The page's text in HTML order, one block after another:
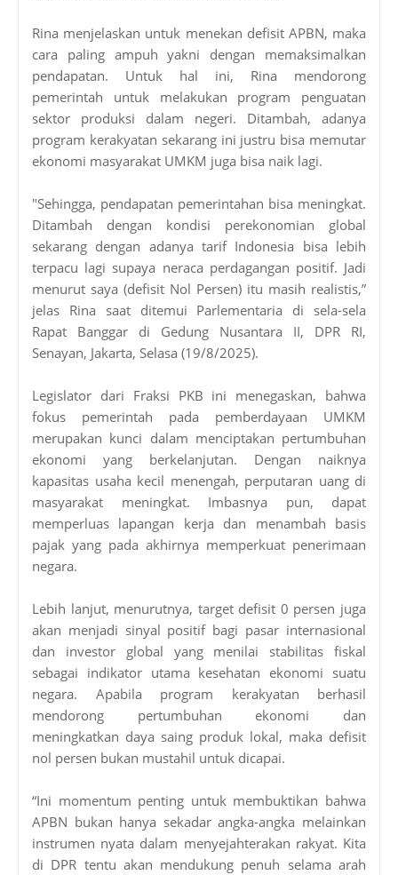
Rina menjelaskan untuk menekan defisit APBN, maka
cara paling ampuh yakni dengan memaksimalkan
pendapatan. Untuk hal ini, Rina mendorong
pemerintah untuk melakukan program penguatan
sektor produksi dalam negeri. Ditambah, adanya
program kerakyatan sekarang ini justru bisa memutar
ekonomi masyarakat UMKM juga bisa naik lagi.
"Sehingga, pendapatan pemerintahan bisa meningkat.
Ditambah dengan kondisi perekonomian global
sekarang dengan adanya tarif Indonesia bisa lebih
terpacu lagi supaya neraca perdagangan positif. Jadi
menurut saya (defisit Nol Persen) itu masih realistis,”
jelas Rina saat ditemui Parlementaria di sela-sela
Rapat Banggar di Gedung Nusantara II, DPR RI,
Senayan, Jakarta, Selasa (19/8/2025).
Legislator dari Fraksi PKB ini menegaskan, bahwa
fokus pemerintah pada pemberdayaan UMKM
merupakan kunci dalam menciptakan pertumbuhan
ekonomi yang berkelanjutan. Dengan naiknya
kapasitas usaha kecil menengah, perputaran uang di
masyarakat meningkat. Imbasnya pun, dapat
memperluas lapangan kerja dan menambah basis
pajak yang pada akhirnya memperkuat penerimaan
negara.
Lebih lanjut, menurutnya, target defisit 0 persen juga
akan menjadi sinyal positif bagi pasar internasional
dan investor global yang menilai stabilitas fiskal
sebagai indikator utama kesehatan ekonomi suatu
negara. Apabila program kerakyatan berhasil
mendorong pertumbuhan ekonomi dan
meningkatkan daya saing produk lokal, maka defisit
nol persen bukan mustahil untuk dicapai.
“Ini momentum penting untuk membuktikan bahwa
APBN bukan hanya sekadar angka-angka melainkan
instrumen nyata dalam menyejahterakan rakyat. Kita
di DPR tentu akan mendukung penuh selama arah